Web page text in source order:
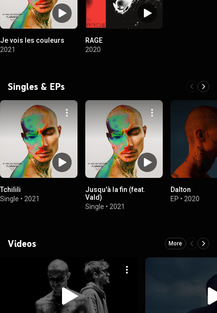
Je vois les couleurs
2021
RAGE
2020
Singles & EPs
Tchilili
Single • 2021
Jusqu'à la fin (feat.
Vald)
Single • 2021
Dalton
EP • 2020
Videos More